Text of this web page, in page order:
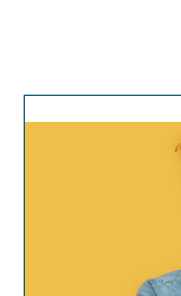
b
o
er e